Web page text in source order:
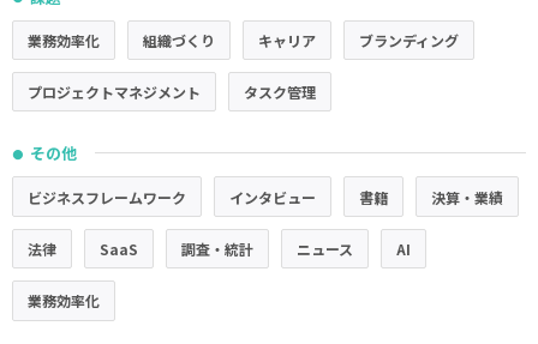
業務効率化 組織づくり キャリア ブランディング
プロジェクトマネジメント タスク管理
● その他
ビジネスフレームワーク インタビュー 書籍 決算・業績
法律 SaaS 調査・統計 ニュース AI
業務効率化